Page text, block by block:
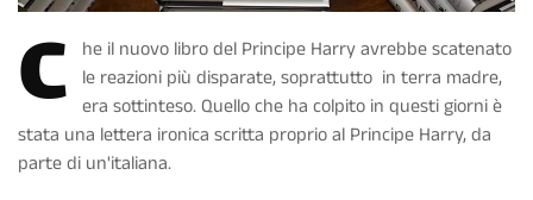
C
he il nuovo libro del Principe Harry avrebbe scatenato
le reazioni più disparate, soprattutto in terra madre,
era sottinteso. Quello che ha colpito in questi giorni è
stata una lettera ironica scritta proprio al Principe Harry, da
parte di un'italiana.